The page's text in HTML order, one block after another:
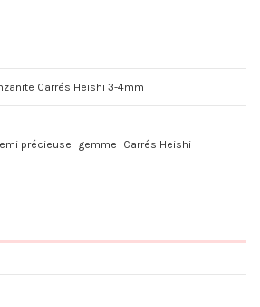
Carrés Heishi 3-4mm
précieuse gemme
Carrés Heishi